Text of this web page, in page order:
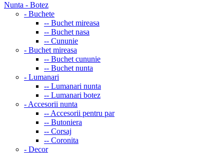
Nunta - Botez
- Buchete
-- Buchet mireasa
-- Buchet nasa
-- Cununie
- Buchet mireasa
-- Buchet cununie
-- Buchet nunta
- Lumanari
-- Lumanari nunta
-- Lumanari botez
- Accesorii nunta
-- Accesorii pentru par
-- Butoniera
-- Corsaj
-- Coronita
- Decor